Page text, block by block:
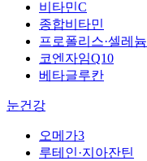
비타민C
종합비타민
프로폴리스·셀레늄
코엔자임Q10
베타글루칸
눈건강
오메가3
루테인·지아잔틴